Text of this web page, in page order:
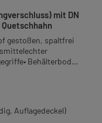
mit DN
gestoßen, spaltfrei
Behälterboden
mit